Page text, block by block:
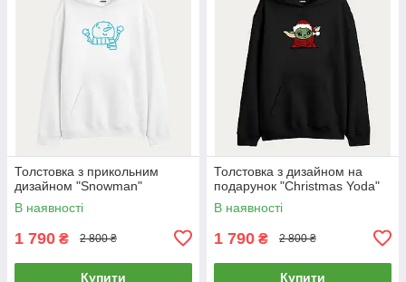
Толстовка з прикольним
дизайном "Snowman"
В наявності
1 790 ₴ 2 800 ₴
Купити
Толстовка з дизайном на
подарунок "Christmas Yoda"
В наявності
1 790 ₴ 2 800 ₴
Купити